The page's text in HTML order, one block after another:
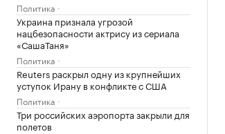
Политика
Украина признала угрозой
нацбезопасности актрису из сериала
«СашаТаня»
Политика
Reuters раскрыл одну из крупнейших
уступок Ирану в конфликте с США
Политика
Три российских аэропорта закрыли для
полетов